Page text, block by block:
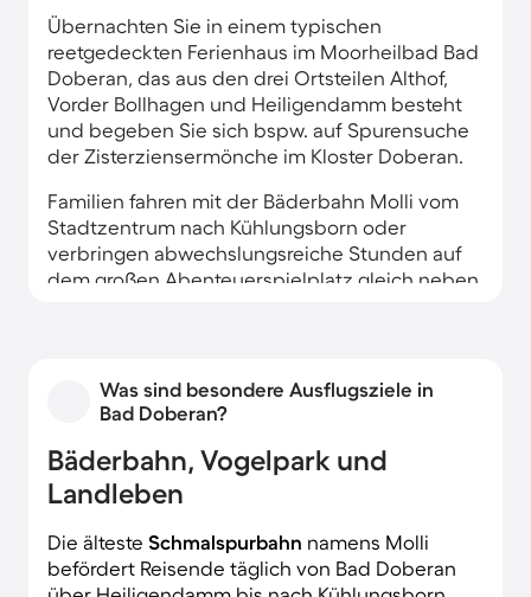
Übernachten Sie in einem typischen
reetgedeckten Ferienhaus im Moorheilbad Bad
Doberan, das aus den drei Ortsteilen Althof,
Vorder Bollhagen und Heiligendamm besteht
und begeben Sie sich bspw. auf Spurensuche
der Zisterziensermönche im Kloster Doberan.
Familien fahren mit der Bäderbahn Molli vom
Stadtzentrum nach Kühlungsborn oder
verbringen abwechslungsreiche Stunden auf
dem großen Abenteuerspielplatz gleich neben
Was sind besondere Ausflugsziele in
Bad Doberan?
Bäderbahn, Vogelpark und
Landleben
Die älteste Schmalspurbahn namens Molli
befördert Reisende täglich von Bad Doberan